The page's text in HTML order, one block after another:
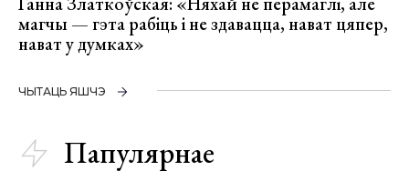
магчы — гэта рабіць і не здавацца, нават цяпер,
нават у думках»
ЧЫТАЦЬ ЯШЧЭ
Папулярнае